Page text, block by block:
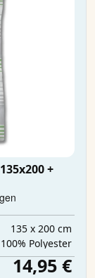
+
135 x 200 cm
‎100% Polyester
14,95 €